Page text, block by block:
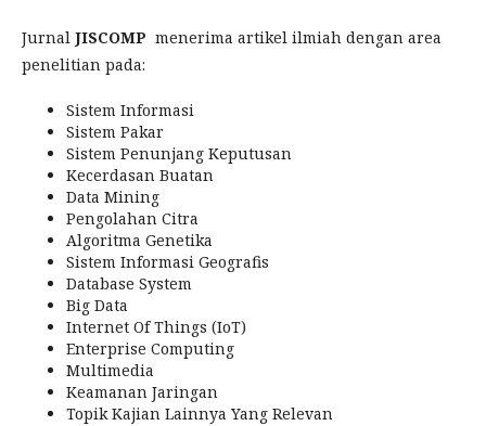
Jurnal JISCOMP menerima artikel ilmiah dengan area
penelitian pada:
Sistem Informasi
Sistem Pakar
Sistem Penunjang Keputusan
Kecerdasan Buatan
Data Mining
Pengolahan Citra
Algoritma Genetika
Sistem Informasi Geografis
Database System
Big Data
Internet Of Things (IoT)
Enterprise Computing
Multimedia
Keamanan Jaringan
Topik Kajian Lainnya Yang Relevan